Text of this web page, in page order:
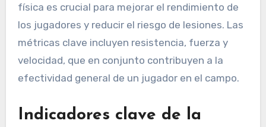
física es crucial para mejorar el rendimiento de
los jugadores y reducir el riesgo de lesiones. Las
métricas clave incluyen resistencia, fuerza y
velocidad, que en conjunto contribuyen a la
efectividad general de un jugador en el campo.
Indicadores clave de la